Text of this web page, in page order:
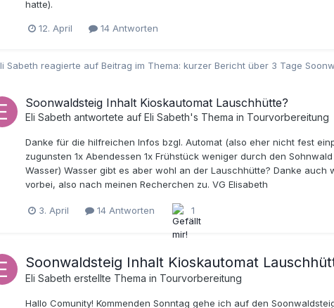
hatte).
12. April 14 Antworten
Sabeth reagierte auf Beitrag im Thema: kurzer Bericht über 3 Tage
Soonwaldsteig Inhalt Kioskautomat Lauschhütte?
Eli Sabeth antwortete auf Eli Sabeth's Thema in Tourvorbereitung
Danke für die hilfreichen Infos bzgl. Automat (also eher nicht fest
zugunsten 1x Abendessen 1x Frühstück weniger durch den
Wasser) Wasser gibt es aber wohl an der Lauschhütte? Danke
vorbei, also nach meinen Recherchen zu. VG Elisabeth
3. April 14 Antworten 1
Soonwaldsteig Inhalt Kioskautomat
Eli Sabeth erstellte Thema in Tourvorbereitung
Hallo Comunity! Kommenden Sonntag gehe ich auf den